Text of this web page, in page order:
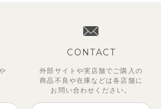
CONTACT
外部サイトや実店舗でご購入の
商品不良や在庫などは各店舗に
お問い合わせください。